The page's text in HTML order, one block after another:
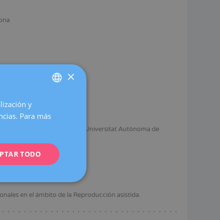
Clínica Dexeus Mujer-Universitat Autònoma de
en el ámbito de la Reproducción asistida.
CATALÀ
FRENCH
×
y
Para más
TODO